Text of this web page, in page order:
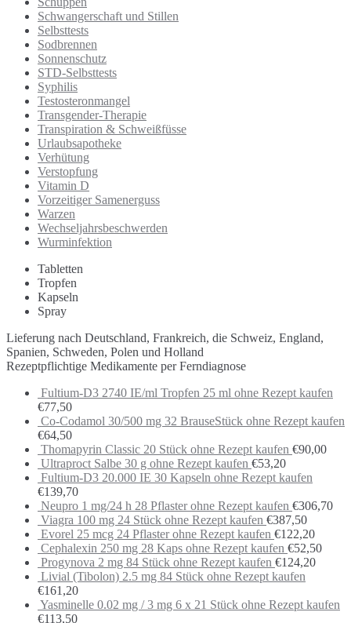
Schwangerschaft und Stillen
Selbsttests
Sodbrennen
Sonnenschutz
STD-Selbsttests
Syphilis
Testosteronmangel
Transgender-Therapie
Transpiration & Schweißfüsse
Urlaubsapotheke
Verhütung
Verstopfung
Vitamin D
Vorzeitiger Samenerguss
Warzen
Wechseljahrsbeschwerden
Wurminfektion
Tabletten
Tropfen
Kapseln
Spray
Lieferung nach Deutschland, Frankreich, die Schweiz, England,
Spanien, Schweden, Polen und Holland
Rezeptpflichtige Medikamente per Ferndiagnose
Fultium-D3 2740 IE/ml Tropfen 25 ml ohne Rezept kaufen
€77,50
Co-Codamol 30/500 mg 32 BrauseStück ohne Rezept kaufen
€64,50
Thomapyrin Classic 20 Stück ohne Rezept kaufen €90,00
Ultraproct Salbe 30 g ohne Rezept kaufen €53,20
Fultium-D3 20.000 IE 30 Kapseln ohne Rezept kaufen
€139,70
Neupro 1 mg/24 h 28 Pflaster ohne Rezept kaufen €306,70
Viagra 100 mg 24 Stück ohne Rezept kaufen €387,50
Evorel 25 mcg 24 Pflaster ohne Rezept kaufen €122,20
Cephalexin 250 mg 28 Kaps ohne Rezept kaufen €52,50
Progynova 2 mg 84 Stück ohne Rezept kaufen €124,20
Livial (Tibolon) 2.5 mg 84 Stück ohne Rezept kaufen
€161,20
Yasminelle 0.02 mg / 3 mg 6 x 21 Stück ohne Rezept kaufen
€113,50